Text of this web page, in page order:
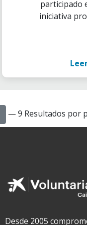
participado
iniciativa
— 9 Resultados por
Desde 2005